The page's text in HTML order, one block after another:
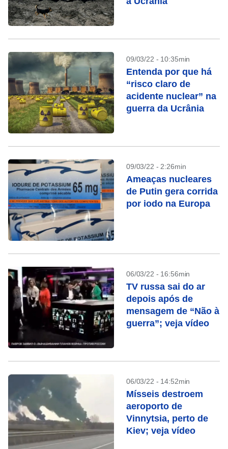
09/03/22 - 10:35min
Entenda por que há
“risco claro de
acidente nuclear” na
guerra da Ucrânia
09/03/22 - 2:26min
Ameaças nucleares
de Putin gera corrida
por iodo na Europa
06/03/22 - 16:56min
TV russa sai do ar
depois após de
mensagem de “Não à
guerra”; veja vídeo
06/03/22 - 14:52min
Mísseis destroem
aeroporto de
Vinnytsia, perto de
Kiev; veja vídeo